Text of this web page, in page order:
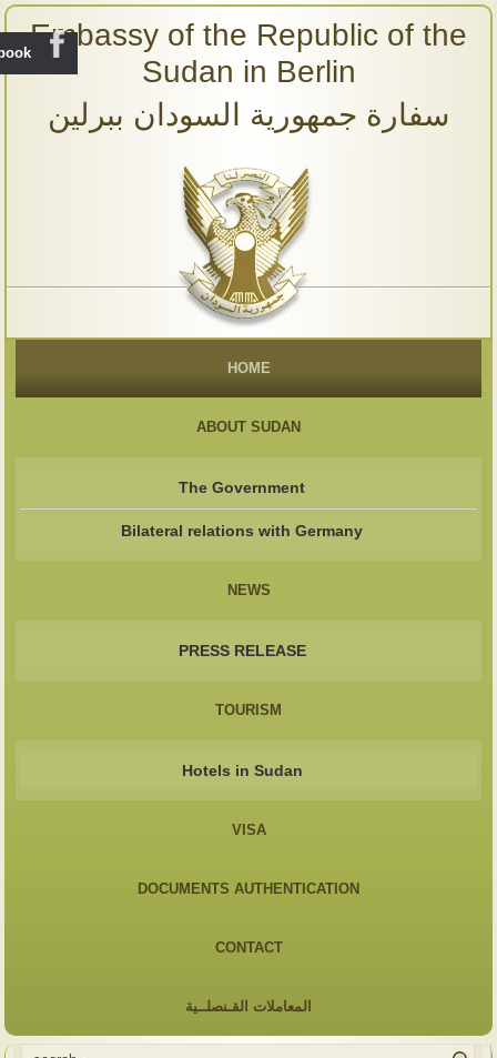
Embassy of the Republic of the
Sudan in Berlin
سفارة جمهورية السودان ببرلين
HOME
ABOUT SUDAN
The Government
Bilateral relations with Germany
NEWS
PRESS RELEASE
TOURISM
Hotels in Sudan
VISA
DOCUMENTS AUTHENTICATION
CONTACT
المعاملات القـنصلــية